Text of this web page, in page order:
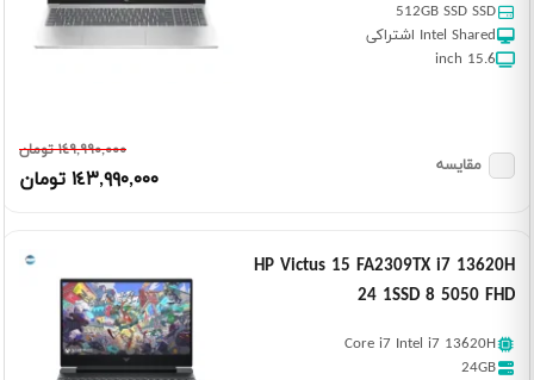
512GB SSD SSD
Intel Shared اشتراکی
15.6 inch
١٤٩,٩٩٠,٠٠٠ تومان
١٤٣,٩٩٠,٠٠٠ تومان
مقایسه
HP Victus 15 FA2309TX i7 13620H
24 1SSD 8 5050 FHD
Core i7 Intel i7 13620H
24GB